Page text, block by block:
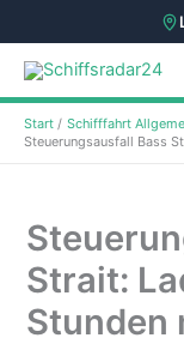
Zum
Inhalt
springen
Start
Schifffahrt
Steuerungsausfall Bass
Strait:
Stunden